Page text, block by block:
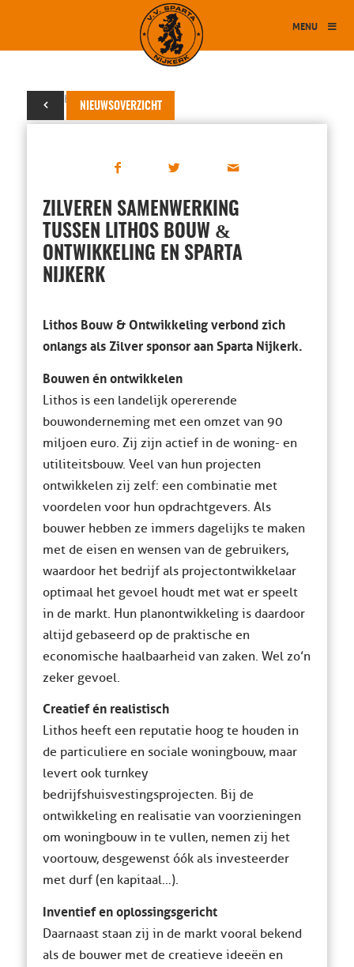
MENU
NIEUWSOVERZICHT
16 oktober 2024
ZILVEREN SAMENWERKING
TUSSEN LITHOS BOUW &
ONTWIKKELING EN SPARTA
NIJKERK
Lithos Bouw & Ontwikkeling verbond zich
onlangs als Zilver sponsor aan Sparta Nijkerk.
Bouwen én ontwikkelen
Lithos is een landelijk opererende
bouwonderneming met een omzet van 90
miljoen euro. Zij zijn actief in de woning- en
utiliteitsbouw. Veel van hun projecten
ontwikkelen zij zelf: een combinatie met
voordelen voor hun opdrachtgevers. Als
bouwer hebben ze immers dagelijks te maken
met de eisen en wensen van de gebruikers,
waardoor het bedrijf als projectontwikkelaar
optimaal het gevoel houdt met wat er speelt
in de markt. Hun planontwikkeling is daardoor
altijd gebaseerd op de praktische en
economische haalbaarheid van zaken. Wel zo’n
zeker gevoel.
Creatief én realistisch
Lithos heeft een reputatie hoog te houden in
de particuliere en sociale woningbouw, maar
levert ook turnkey
bedrijfshuisvestingsprojecten. Bij de
ontwikkeling en realisatie van voorzieningen
om woningbouw in te vullen, nemen zij het
voortouw, desgewenst óók als investeerder
met durf (en kapitaal…).
Inventief en oplossingsgericht
Daarnaast staan zij in de markt vooral bekend
als de bouwer met de creatieve ideeën en